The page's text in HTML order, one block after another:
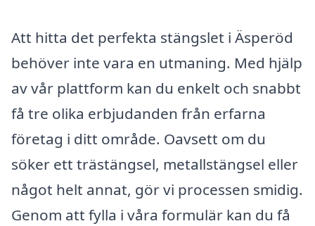
Att hitta det perfekta stängslet i Äsperöd
behöver inte vara en utmaning. Med hjälp
av vår plattform kan du enkelt och snabbt
få tre olika erbjudanden från erfarna
företag i ditt område. Oavsett om du
söker ett trästängsel, metallstängsel eller
något helt annat, gör vi processen smidig.
Genom att fylla i våra formulär kan du få